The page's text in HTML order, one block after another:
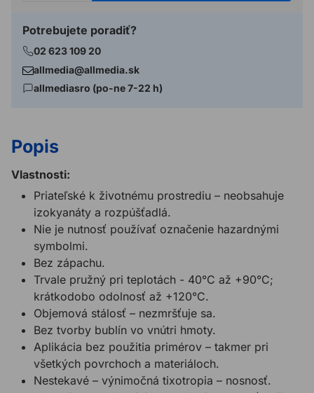
Potrebujete poradiť?
02 623 109 20
allmedia@allmedia.sk
allmediasro (po-ne 7-22 h)
Popis
Vlastnosti:
Priateľské k životnému prostrediu – neobsahuje
izokyanáty a rozpúšťadlá.
Nie je nutnosť používať označenie hazardnými
symbolmi.
Bez zápachu.
Trvale pružný pri teplotách - 40°C až +90°C;
krátkodobo odolnosť až +120°C.
Objemová stálosť – nezmršťuje sa.
Bez tvorby bublín vo vnútri hmoty.
Aplikácia bez použitia primérov – takmer pri
všetkých povrchoch a materiáloch.
Nestekavé – výnimočná tixotropia – nosnosť.